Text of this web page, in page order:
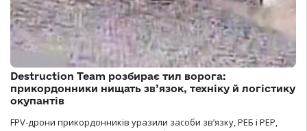
Destruction Team розбирає тил ворога:
прикордонники нищать зв’язок, техніку й логістику
окупантів
FPV-дрони прикордонників уразили засоби зв’язку, РЕБ і РЕР,